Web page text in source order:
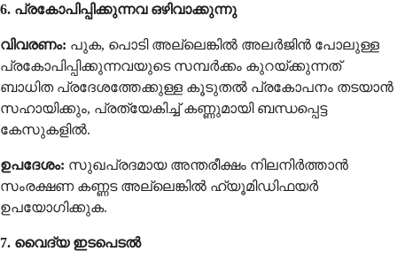
6. പ്രകോപിപ്പിക്കുന്നവ ഒഴിവാക്കുന്നു
വിവരണം: പുക, പൊടി അല്ലെങ്കിൽ അലർജിൻ പോലുള്ള
പ്രകോപിപ്പിക്കുന്നവയുടെ സമ്പർക്കം കുറയ്ക്കുന്നത്
ബാധിത പ്രദേശത്തേക്കുള്ള കൂടുതൽ പ്രകോപനം തടയാൻ
സഹായിക്കും, പ്രത്യേകിച്ച് കണ്ണുമായി ബന്ധപ്പെട്ട
കേസുകളിൽ.
ഉപദേശം: സുഖപ്രദമായ അന്തരീക്ഷം നിലനിർത്താൻ
സംരക്ഷണ കണ്ണട അല്ലെങ്കിൽ ഹ്യൂമിഡിഫയർ
ഉപയോഗിക്കുക.
7. വൈദ്യ ഇടപെടൽ